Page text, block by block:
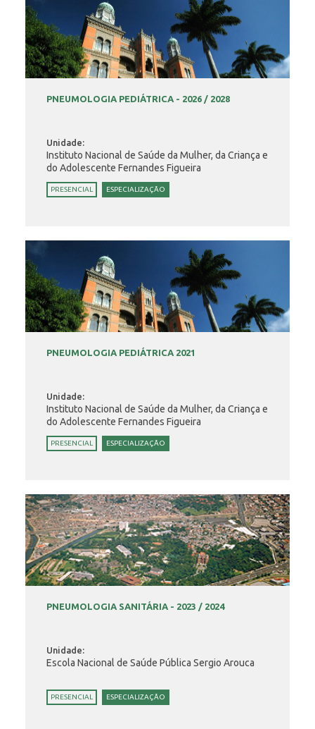
PNEUMOLOGIA PEDIÁTRICA - 2026 / 2028
Unidade:
Instituto Nacional de Saúde da Mulher, da Criança e
do Adolescente Fernandes Figueira
PRESENCIAL ESPECIALIZAÇÃO
PNEUMOLOGIA PEDIÁTRICA 2021
Unidade:
Instituto Nacional de Saúde da Mulher, da Criança e
do Adolescente Fernandes Figueira
PRESENCIAL ESPECIALIZAÇÃO
PNEUMOLOGIA SANITÁRIA - 2023 / 2024
Unidade:
Escola Nacional de Saúde Pública Sergio Arouca
PRESENCIAL ESPECIALIZAÇÃO